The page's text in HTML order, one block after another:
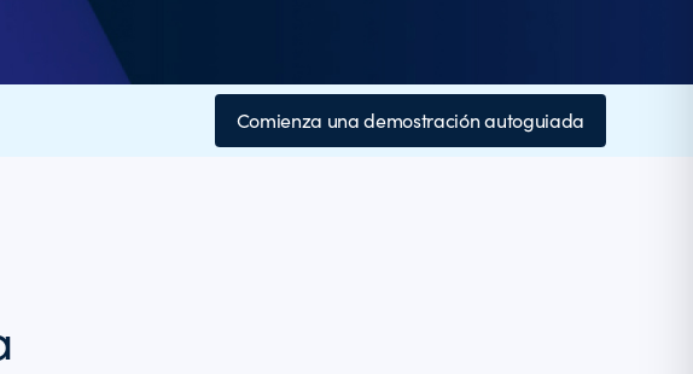
Comienza una demostración autoguiada